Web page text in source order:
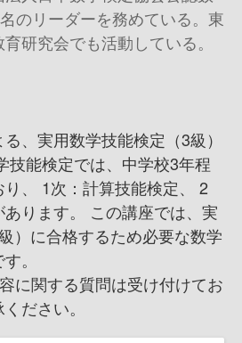
のリーダーを務めている。東
研究会でも活動している。
、実用数学技能検定（3級）
技能検定では、中学校3年程
、 1次：計算技能検定、 2
ります。 この講座では、実
）に合格するため必要な数学
。
に関する質問は受け付けてお
ださい。